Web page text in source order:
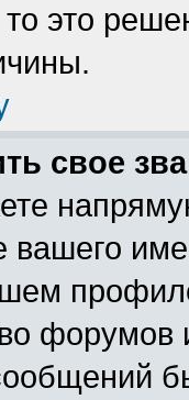
это
свое
вашего
форумов